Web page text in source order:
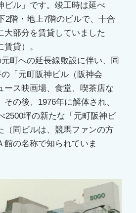
ビル」です。竣工時は延べ
2階・地上7階のビルで、十合
大部分を賃貸していました
賃貸）。
町への延長線敷設に伴い、同
「元町阪神ビル（阪神会
ース映画場、食堂、喫茶店な
の後、1976年に解体され、
2500坪の新たな「元町阪神ビ
（同ビルは、競馬ファンの方
館の名称で知られていま